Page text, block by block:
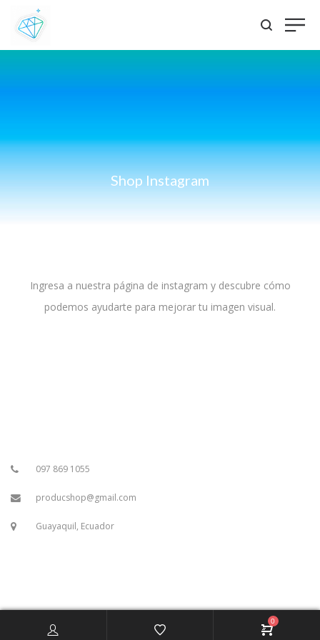
Shop Instagram
Ingresa a nuestra página de instagram y descubre cómo
podemos ayudarte para mejorar tu imagen visual.
097 869 1055
producshop@gmail.com
Guayaquil, Ecuador
0